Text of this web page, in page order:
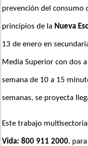
prevención del consumo
principios de la Nueva
13 de enero en
Media Superior con dos
semana de 10 a 15
semanas, se proyecta
Este trabajo
Vida: 800 911 2000,